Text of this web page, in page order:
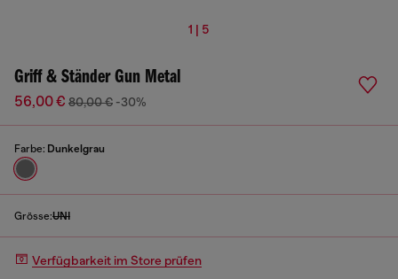
1 | 5
Griff & Ständer Gun Metal
56,00 € 80,00 € -30%
Farbe: Dunkelgrau
Grösse:UNI
Verfügbarkeit im Store prüfen